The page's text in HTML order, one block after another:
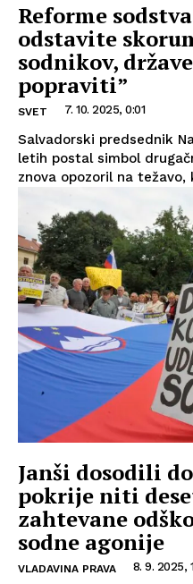
Reforme
odstavite
sodnikov,
popraviti”
SVET 7. 10. 2025, 0:01
Salvadorski predsednik
letih postal simbol
znova opozoril na težavo,
Janši dosodili
pokrije niti
zahtevane
sodne agonije
VLADAVINA PRAVA 8. 9. 2025,